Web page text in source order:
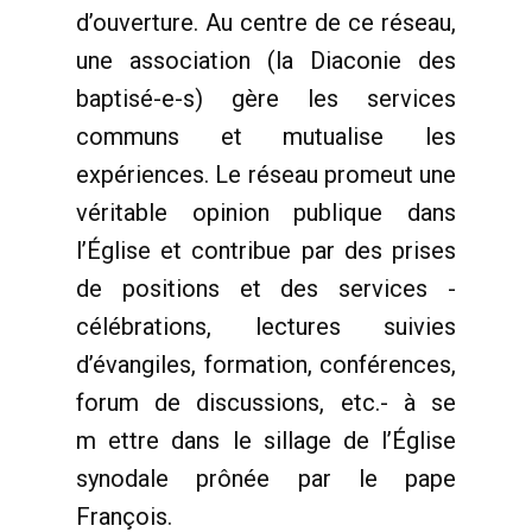
d’ouverture. Au centre de ce réseau,
une association (la Diaconie des
baptisé-e-s) gère les services
communs et mutualise les
expériences. Le réseau promeut une
véritable opinion publique dans
l’Église et contribue par des prises
de positions et des services -
célébrations, lectures suivies
d’évangiles, formation, conférences,
forum de discussions, etc.- à se
m ettre dans le sillage de l’Église
synodale prônée par le pape
François.